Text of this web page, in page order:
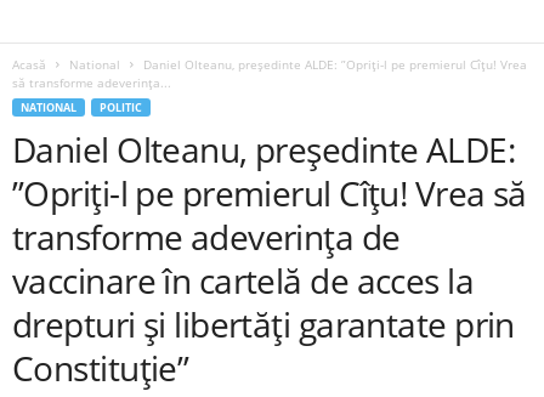
Acasă National
Daniel Olteanu, președinte ALDE: ”Opriți-l pe premierul Cîțu! Vrea
să transforme adeverința...
NATIONAL POLITIC
Daniel Olteanu, președinte ALDE:
”Opriți-l pe premierul Cîțu! Vrea să
transforme adeverința de
vaccinare în cartelă de acces la
drepturi și libertăți garantate prin
Constituție”